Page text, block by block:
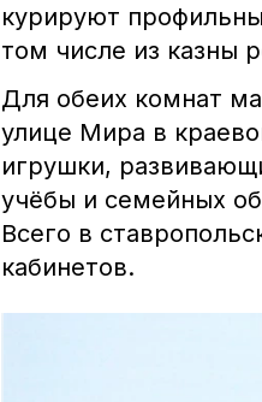
курируют
том числе из казны
Для обеих комнат
улице Мира в
игрушки,
учёбы и семейных
Всего в
кабинетов.